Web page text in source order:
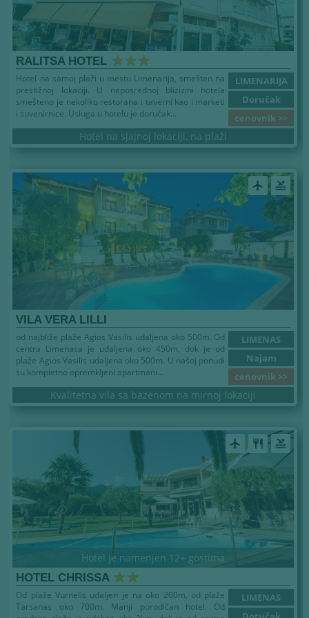
RALITSA HOTEL
LIMENARIJA
Doručak
cenovnik >>
Hotel na samoj plaži u mestu Limenarija, smešten na
prestižnoj lokaciji. U neposrednoj blizizini hotela
smešteno je nekoliko restorana i taverni kao i marketi
i suvenirnice. Usluga u hotelu je doručak...
Hotel na sjajnoj lokaciji, na plaži
airplanemode_active pool
VILA VERA LILLI
LIMENAS
Najam
cenovnik >>
od najbliže plaže Agios Vasilis udaljena oko 500m. Od
centra Limenasa je udaljena oko 450m, dok je od
plaže Agios Vasilis udaljena oko 500m. U našoj ponudi
su kompletno opremkljeni apartmani...
Kvalitetna vila sa bazenom na mirnoj lokaciji
airplanemode_active restaurant pool
Hotel je namenjen 12+ gostima
HOTEL CHRISSA
LIMENAS
Od plaže Vurnelis udaljen je na oko 200m, od plaže
Tarsanas oko 700m. Manji porodičan hotel. Od